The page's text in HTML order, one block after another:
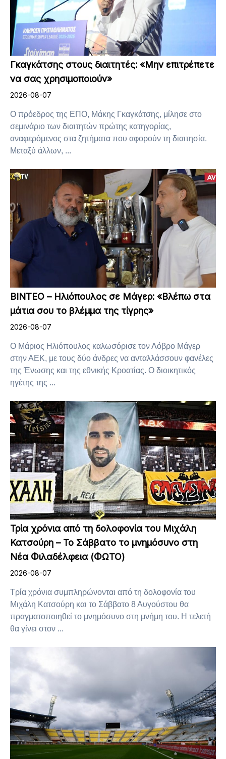
Γκαγκάτσης στους διαιτητές: «Μην επιτρέπετε
να σας χρησιμοποιούν»
2026-08-07
Ο πρόεδρος της ΕΠΟ, Μάκης Γκαγκάτσης, μίλησε στο
σεμινάριο των διαιτητών πρώτης κατηγορίας,
αναφερόμενος στα ζητήματα που αφορούν τη διαιτησία.
Μεταξύ άλλων, ...
ΒΙΝΤΕΟ – Ηλιόπουλος σε Μάγερ: «Βλέπω στα
μάτια σου το βλέμμα της τίγρης»
2026-08-07
Ο Μάριος Ηλιόπουλος καλωσόρισε τον Λόβρο Μάγερ
στην ΑΕΚ, με τους δύο άνδρες να ανταλλάσσουν φανέλες
της Ένωσης και της εθνικής Κροατίας. Ο διοικητικός
ηγέτης της ...
Τρία χρόνια από τη δολοφονία του Μιχάλη
Κατσούρη – Το Σάββατο το μνημόσυνο στη
Νέα Φιλαδέλφεια (ΦΩΤΟ)
2026-08-07
Τρία χρόνια συμπληρώνονται από τη δολοφονία του
Μιχάλη Κατσούρη και το Σάββατο 8 Αυγούστου θα
πραγματοποιηθεί το μνημόσυνο στη μνήμη του. Η τελετή
θα γίνει στον ...